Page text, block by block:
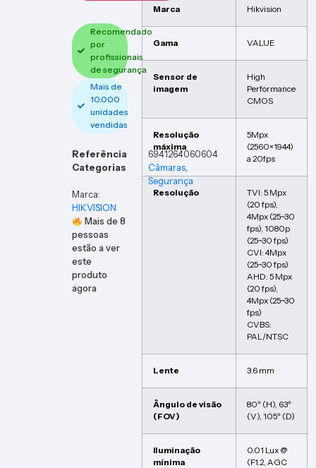
Recomendado
por
profissionais
de segurança
Mais de
10.000
unidades
vendidas
Referência
6941264060604
Categorias
Câmaras,
Segurança
Marca:
HIKVISION
Mais de8
pessoas
estão a ver
este
produto
agora
Marca Hikvision
Gama VALUE
Sensor de
imagem
High
Performance
CMOS
Resolução
máxima
5Mpx
(2560×1944)
a 20fps
Resolução
TVI: 5 Mpx
(20 fps),
4Mpx (25~30
fps), 1080p
(25~30 fps)
CVI: 4Mpx
(25~30 fps)
AHD: 5 Mpx
(20 fps),
4Mpx (25~30
fps)
CVBS:
PAL/NTSC
Lente 3.6 mm
Ângulo de visão
(FOV)
80º (H), 63º
(V), 105º (D)
Iluminação
mínima
0.01 Lux @
(F1.2, AGC